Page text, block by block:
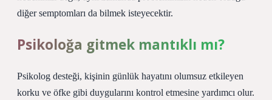
diğer semptomları da bilmek isteyecektir.
Psikoloğa gitmek mantıklı mı?
Psikolog desteği, kişinin günlük hayatını olumsuz etkileyen
korku ve öfke gibi duygularını kontrol etmesine yardımcı olur.